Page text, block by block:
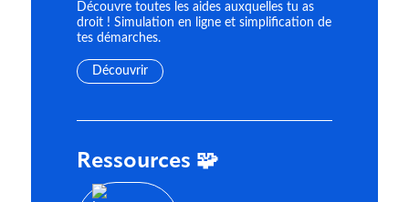
Découvre toutes les aides auxquelles tu as
droit ! Simulation en ligne et simplification de
tes démarches.
Découvrir
Ressources 🧩